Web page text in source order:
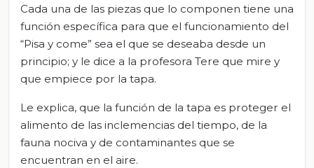
Cada una de las piezas que lo componen tiene una
función específica para que el funcionamiento del
“Pisa y come” sea el que se deseaba desde un
principio; y le dice a la profesora Tere que mire y
que empiece por la tapa.
Le explica, que la función de la tapa es proteger el
alimento de las inclemencias del tiempo, de la
fauna nociva y de contaminantes que se
encuentran en el aire.